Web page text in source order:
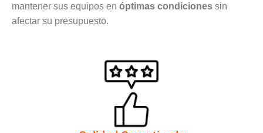
mantener sus equipos en óptimas condiciones sin
afectar su presupuesto.